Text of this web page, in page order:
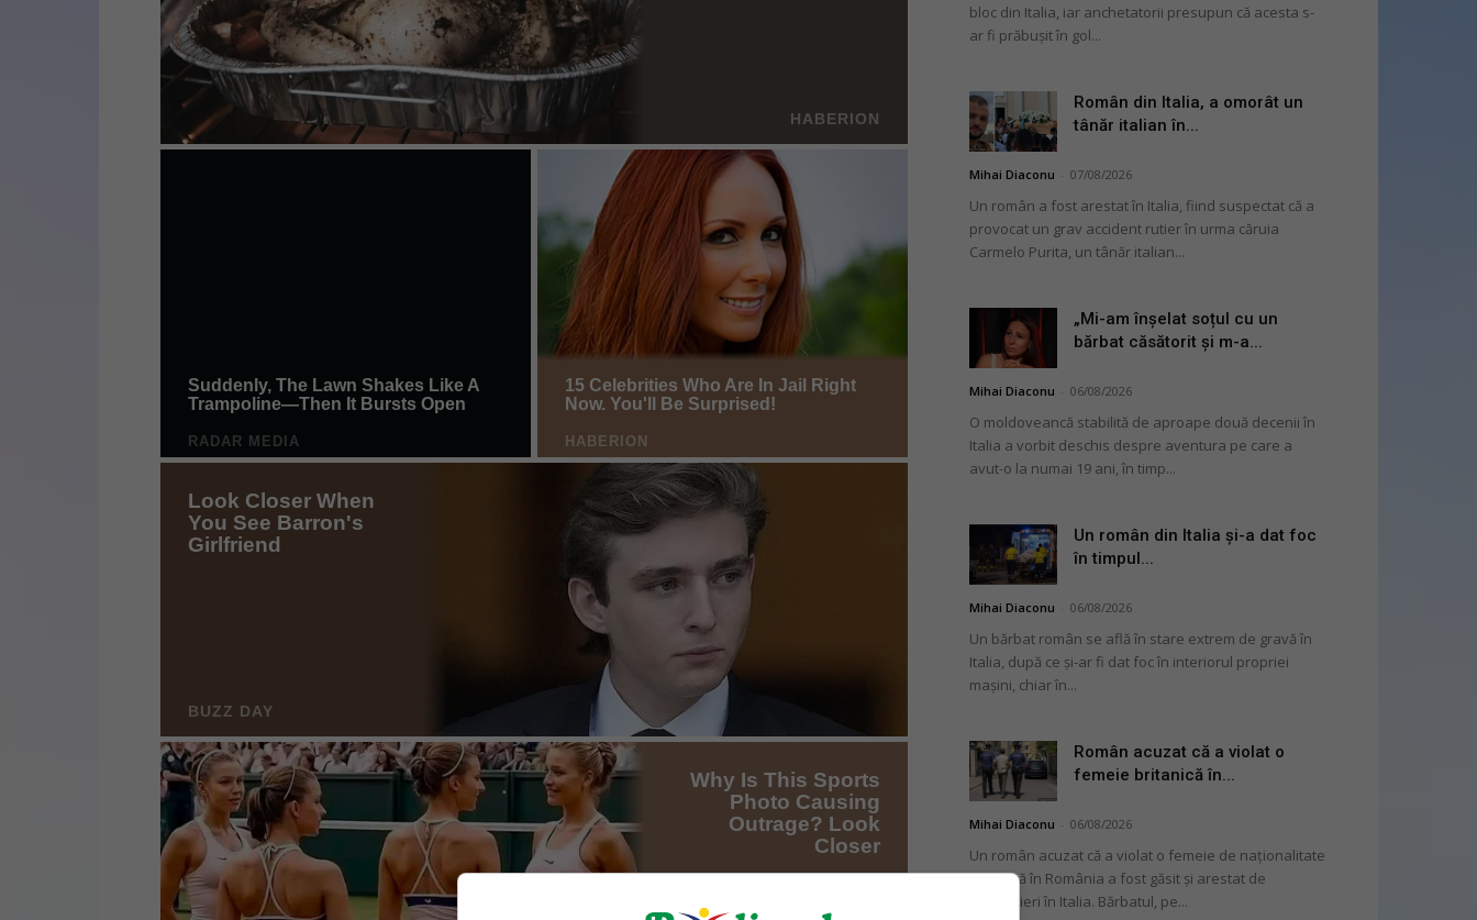
bloc din Italia, iar anchetatorii presupun că acesta s-
ar fi prăbușit în gol...
Român din Italia, a omorât un
tânăr italian în...
Mihai Diaconu 07/08/2026
Un român a fost arestat în Italia, fiind suspectat că a
provocat un grav accident rutier în urma căruia
Carmelo Purita, un tânăr italian...
„Mi-am înșelat soțul cu un
bărbat căsătorit și m-a...
Mihai Diaconu 06/08/2026
O moldoveancă stabilită de aproape două decenii în
Italia a vorbit deschis despre aventura pe care a
avut-o la numai 19 ani, în timp...
Un român din Italia și-a dat foc
în timpul...
Mihai Diaconu 06/08/2026
Un bărbat român se află în stare extrem de gravă în
Italia, după ce și-ar fi dat foc în interiorul propriei
mașini, chiar în...
Român acuzat că a violat o
femeie britanică în...
Mihai Diaconu 06/08/2026
Un român acuzat că a violat o femeie de naționalitate
britanică în România a fost găsit și arestat de
carabinieri în Italia. Bărbatul, pe...